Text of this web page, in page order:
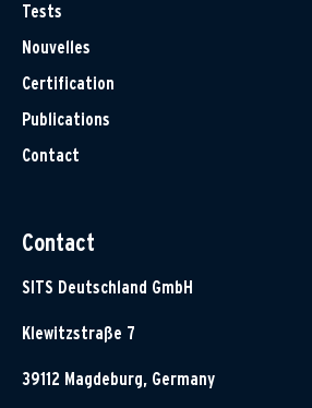
Tests
Nouvelles
Certification
Publications
Contact
Contact
SITS Deutschland GmbH
Klewitzstraße 7
39112 Magdeburg, Germany